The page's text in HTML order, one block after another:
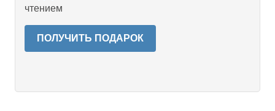
чтением
ПОЛУЧИТЬ ПОДАРОК